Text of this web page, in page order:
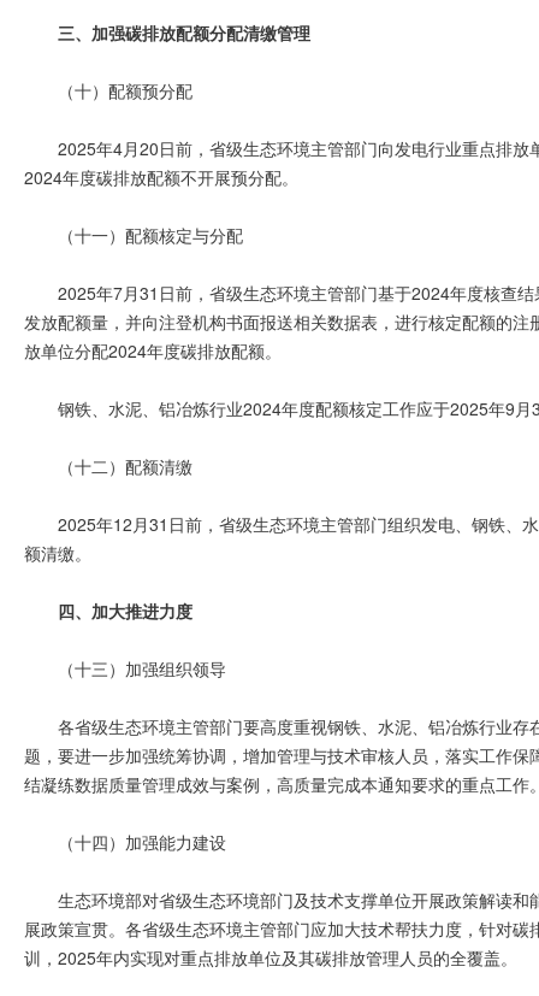
三、加强碳排放配额分配清缴管理
（十）配额预分配
2025年4月20日前，省级生态环境主管部门向发电行业重点排
2024年度碳排放配额不开展预分配。
（十一）配额核定与分配
2025年7月31日前，省级生态环境主管部门基于2024年度核查
发放配额量，并向注登机构书面报送相关数据表，进行核定配额的
放单位分配2024年度碳排放配额。
钢铁、水泥、铝冶炼行业2024年度配额核定工作应于2025年9
（十二）配额清缴
2025年12月31日前，省级生态环境主管部门组织发电、钢铁、
额清缴。
四、加大推进力度
（十三）加强组织领导
各省级生态环境主管部门要高度重视钢铁、水泥、铝冶炼行业
题，要进一步加强统筹协调，增加管理与技术审核人员，落实工作
结凝练数据质量管理成效与案例，高质量完成本通知要求的重点工作
（十四）加强能力建设
生态环境部对省级生态环境部门及技术支撑单位开展政策解读
展政策宣贯。各省级生态环境主管部门应加大技术帮扶力度，针对
训，2025年内实现对重点排放单位及其碳排放管理人员的全覆盖。